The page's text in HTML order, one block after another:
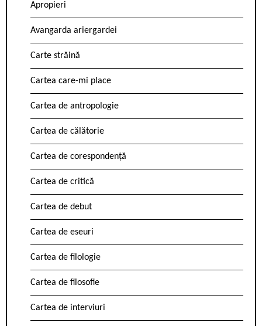
Apropieri
Avangarda ariergardei
Carte străină
Cartea care-mi place
Cartea de antropologie
Cartea de călătorie
Cartea de corespondență
Cartea de critică
Cartea de debut
Cartea de eseuri
Cartea de filologie
Cartea de filosofie
Cartea de interviuri